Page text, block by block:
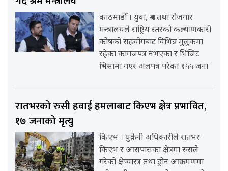
काठमाडौँ । युवा, श्रम तथा रोजगार
मन्त्रालयले राष्ट्रिय स्तरको कल्याणकारी
कोषको सहयोगबाट विभिन्न मुलुकमा
रहेका कागजपत्र नभएका र भिजिट
भिसामा गएर अलपत्र परेका १५५ जना
रातभरको रुसी हवाई हमलाबाट किएभ क्षेत्र प्रभावित,
१७ जनाको मृत्यु
किएभ । युक्रेनी अधिकारीले रातभर
किएभ र आसपासका क्षेत्रमा रुसले
गरेको क्षेप्यास्त्र तथा ड्रोन आक्रमणमा